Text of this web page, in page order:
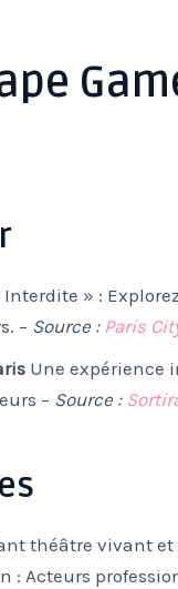
Interdite » :
– Source : Paris
Une expérience
– Source :
théâtre vivant et
: Acteurs